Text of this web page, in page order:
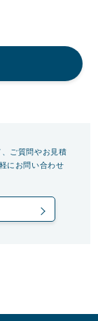
ご質問やお見積
にお問い合わせ